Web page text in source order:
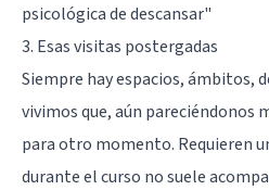
psicológica de descansar"
3. Esas visitas postergadas
Siempre hay espacios, ámbitos,
vivimos que, aún pareciéndonos
para otro momento. Requieren
durante el curso no suele